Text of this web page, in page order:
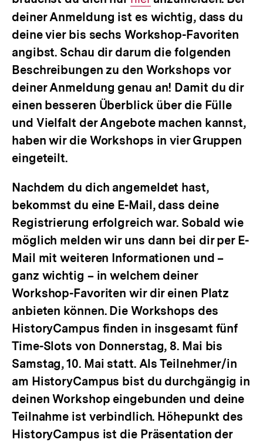
Link:
deiner Anmeldung ist es wichtig, dass du
deine vier bis sechs Workshop-Favoriten
angibst. Schau dir darum die folgenden
Beschreibungen zu den Workshops vor
deiner Anmeldung genau an! Damit du dir
einen besseren Überblick über die Fülle
und Vielfalt der Angebote machen kannst,
haben wir die Workshops in vier Gruppen
eingeteilt.
Nachdem du dich angemeldet hast,
bekommst du eine E-Mail, dass deine
Registrierung erfolgreich war. Sobald wie
möglich melden wir uns dann bei dir per E-
Mail mit weiteren Informationen und –
ganz wichtig – in welchem deiner
Workshop-Favoriten wir dir einen Platz
anbieten können. Die Workshops des
HistoryCampus finden in insgesamt fünf
Time-Slots von Donnerstag, 8. Mai bis
Samstag, 10. Mai statt. Als Teilnehmer/in
am HistoryCampus bist du durchgängig in
deinen Workshop eingebunden und deine
Teilnahme ist verbindlich. Höhepunkt des
HistoryCampus ist die Präsentation der